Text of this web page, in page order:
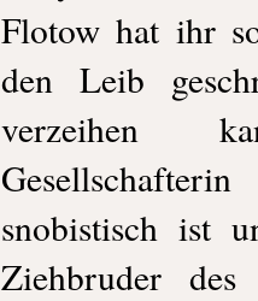
Flotow hat ihr
den Leib
verzeihen
snobistisch ist
Ziehbruder